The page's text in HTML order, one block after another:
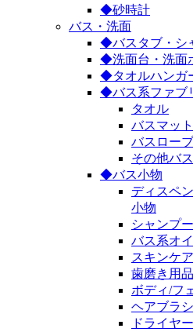
◆砂時計
バス・洗面
◆バスタブ・シ
◆洗面台・洗面
◆タオルハンガ
◆バス系ファブ
タオル
バスマット
バスローブ
その他バ
◆バス小物
ディスペ
小物
シャンプ
バス系オ
スキンケ
歯磨き用品
ボディ/フ
ヘアブラシ
ドライヤー